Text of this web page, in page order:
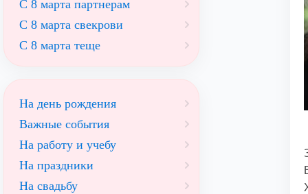
С 8 марта партнерам
С 8 марта свекрови
С 8 марта теще
На день рождения
Важные события
На работу и учебу
На праздники
На свадьбу